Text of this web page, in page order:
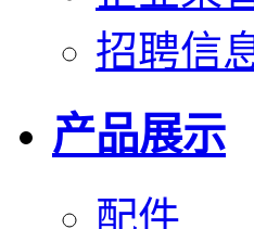
招聘信
产品展示
配件